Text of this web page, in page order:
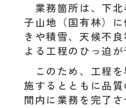
業務箇所は、下北
子山地（国有林）
きや積雪、天候不
よる工程のひっ迫が
このため、工程を
施するとともに品
間内に業務を完了さ